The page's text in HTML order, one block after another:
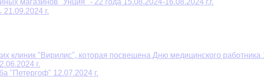
магазинов "Унция" - 22 года 15.08.2024-16.08.2024 г.г.
г.
клиник "Вирилис", которая посвещена Дню медицинского работника
г.
"Петергоф" 12.07.2024 г.